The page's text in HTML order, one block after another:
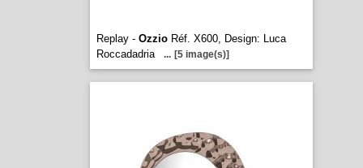
Replay - OzzioRéf. X600, Design: Luca
Roccadadria
... [5 image(s)]